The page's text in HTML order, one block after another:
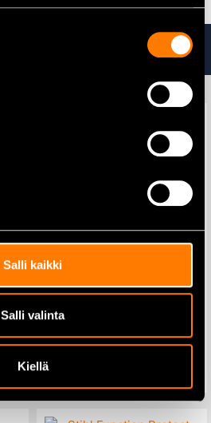
Salli kaikki
Salli valinta
Kiellä
Sievi Dual Comfort Plus XL
39,50€